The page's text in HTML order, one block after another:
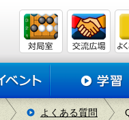
よくある質問